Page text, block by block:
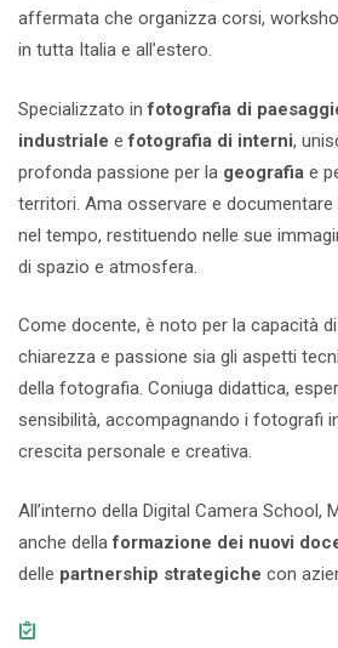
affermata che organizza corsi,
in tutta Italia e all’estero.
Specializzato infotografia di
industriale efotografia di interni,
profonda passione per la geografia e
territori. Ama osservare e documentare
nel tempo, restituendo nelle sue
di spazio e atmosfera.
Come docente, è noto per la capacità
chiarezza e passione sia gli aspetti
della fotografia. Coniuga didattica,
sensibilità, accompagnando i fotografi
crescita personale e creativa.
All’interno della Digital Camera School,
anche dellaformazione dei nuovi
delle partnership strategiche con